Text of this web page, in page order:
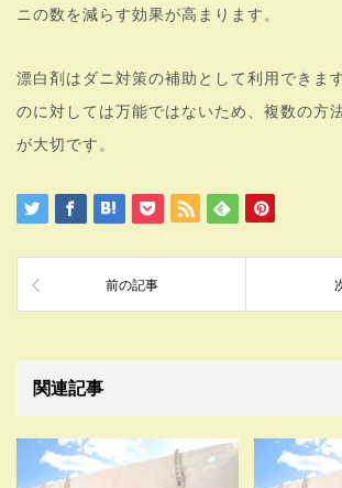
ニの数を減らす効果が高まります。
漂白剤はダニ対策の補助として利用できま
のに対しては万能ではないため、複数の方
が大切です。
前の記事
関連記事